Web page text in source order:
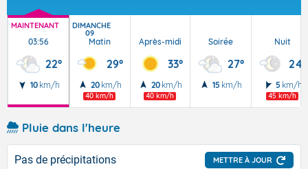
MAINTENANT
03:56
22°
10 km/h
DIMANCHE
09
Matin
29°
20 km/h
40 km/h
Après-midi
33°
20 km/h
40 km/h
Soirée
27°
15 km/h
Nuit
24°
5 km/h
45 km/h
Pluie dans l'heure
Pas de précipitations METTRE À JOUR